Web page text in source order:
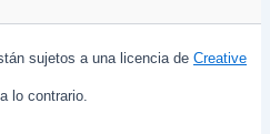
sujetos a una licencia de Creative
lo contrario.